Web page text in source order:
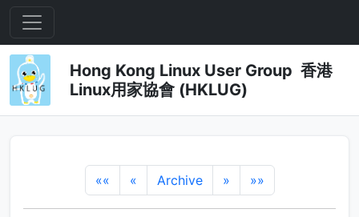
Hong Kong Linux User Group 香港
Linux用家協會 (HKLUG)
«« « Archive » »»